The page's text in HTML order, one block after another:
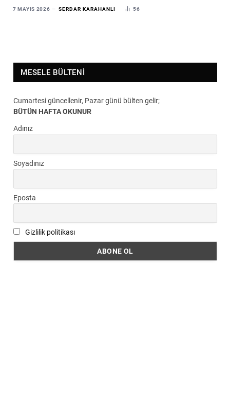
7 MAYIS 2026 SERDAR KARAHANLI 56
MESELE BÜLTENI
Cumartesi güncellenir, Pazar günü bülten gelir;
BÜTÜN HAFTA OKUNUR
Adınız
Soyadınız
Eposta
Gizlilik politikası